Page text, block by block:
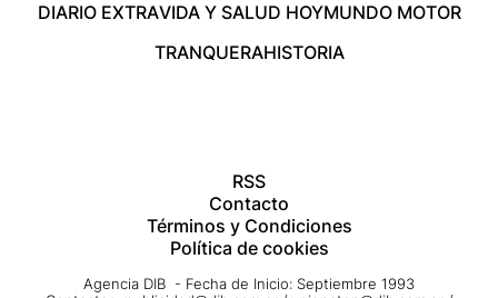
DIARIO EXTRAVIDA Y SALUD HOYMUNDO MOTOR
TRANQUERAHISTORIA
RSS
Contacto
Términos y Condiciones
Política de cookies
Agencia DIB - Fecha de Inicio: Septiembre 1993